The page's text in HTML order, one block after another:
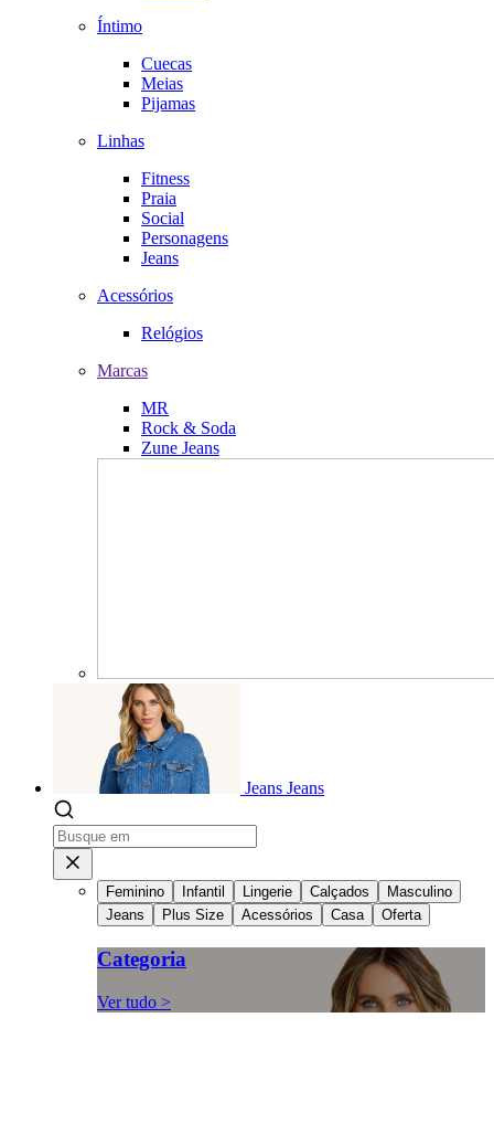
Íntimo
Cuecas
Meias
Pijamas
Linhas
Fitness
Praia
Social
Personagens
Jeans
Acessórios
Relógios
Marcas
MR
Rock & Soda
Zune Jeans
Jeans Jeans
Feminino Infantil Lingerie Calçados
Masculino
Jeans
Plus Size Acessórios Casa Oferta
Categoria
Ver tudo >